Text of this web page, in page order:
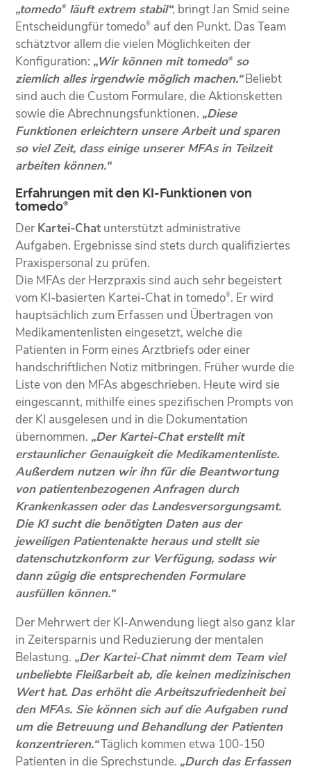
„tomedo®läuft extrem stabil“, bringt Jan Smid seine
Entscheidungfür tomedo® auf den Punkt. Das Team
schätztvor allem die vielen Möglichkeiten der
Konfiguration: „Wir können mit tomedo®so
ziemlich alles irgendwie möglich machen.“Beliebt
sind auch die Custom Formulare, die Aktionsketten
sowie die Abrechnungsfunktionen. „Diese
Funktionen erleichtern unsere Arbeit und sparen
so viel Zeit, dass einige unserer MFAs in Teilzeit
arbeiten können.“
Erfahrungen mit den KI-Funktionen von
tomedo®
Der Kartei-Chat unterstützt administrative
Aufgaben. Ergebnisse sind stets durch qualifiziertes
Praxispersonal zu prüfen.
Die MFAs der Herzpraxis sind auch sehr begeistert
vom KI-basierten Kartei-Chat in tomedo®. Er wird
hauptsächlich zum Erfassen und Übertragen von
Medikamentenlisten eingesetzt, welche die
Patienten in Form eines Arztbriefs oder einer
handschriftlichen Notiz mitbringen. Früher wurde die
Liste von den MFAs abgeschrieben. Heute wird sie
eingescannt, mithilfe eines spezifischen Prompts von
der KI ausgelesen und in die Dokumentation
übernommen. „Der Kartei-Chat erstellt mit
erstaunlicher Genauigkeit die Medikamentenliste.
Außerdem nutzen wir ihn für die Beantwortung
von patientenbezogenen Anfragen durch
Krankenkassen oder das Landesversorgungsamt.
Die KI sucht die benötigten Daten aus der
jeweiligen Patientenakte heraus und stellt sie
datenschutzkonform zur Verfügung, sodass wir
dann zügig die entsprechenden Formulare
ausfüllen können.“
Der Mehrwert der KI-Anwendung liegt also ganz klar
in Zeitersparnis und Reduzierung der mentalen
Belastung. „Der Kartei-Chat nimmt dem Team viel
unbeliebte Fleißarbeit ab, die keinen medizinischen
Wert hat. Das erhöht die Arbeitszufriedenheit bei
den MFAs. Sie können sich auf die Aufgaben rund
um die Betreuung und Behandlung der Patienten
konzentrieren.“Täglich kommen etwa 100-150
Patienten in die Sprechstunde. „Durch das Erfassen